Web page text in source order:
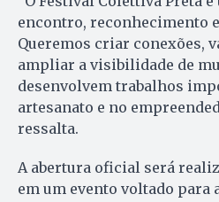
encontro, reconhecimento
Queremos criar conexões,
ampliar a visibilidade de
desenvolvem trabalhos
artesanato e no
ressalta.
A abertura oficial será
em um evento voltado para